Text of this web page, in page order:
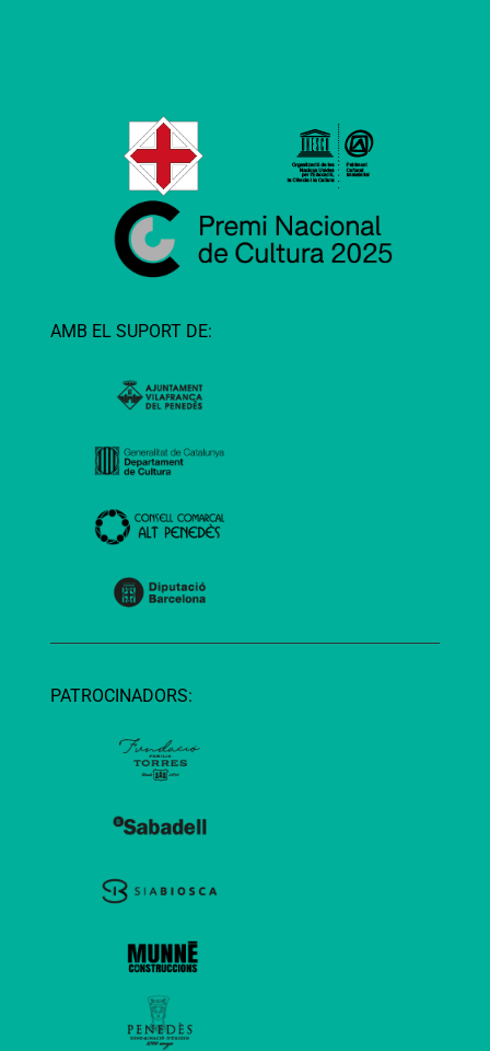
AMB EL SUPORT DE:
PATROCINADORS: